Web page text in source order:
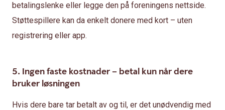
betalingslenke eller legge den på foreningens nettside.
Støttespillere kan da enkelt donere med kort – uten
registrering eller app.
5. Ingen faste kostnader – betal kun når dere
bruker løsningen
Hvis dere bare tar betalt av og til, er det unødvendig med